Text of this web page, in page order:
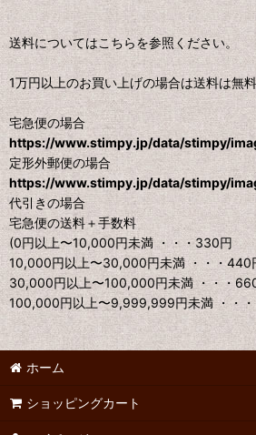
送料についてはこちらを参照ください。
1万円以上のお買い上げの場合は送料は無
宅急便の場合
https://www.stimpy.jp/data/stimpy/
定形外郵便の場合
https://www.stimpy.jp/data/stimpy/
代引きの場合
宅急便の送料＋手数料
(0円以上〜10,000円未満 ・・・330円
10,000円以上〜30,000円未満 ・・・440
30,000円以上〜100,000円未満 ・・・
100,000円以上〜9,999,999円未満 ・・・
ホーム
ショッピングカート